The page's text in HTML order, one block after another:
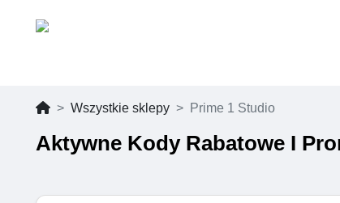
Wszystkie sklepy Prime 1 Studio
Aktywne Kody Rabatowe I